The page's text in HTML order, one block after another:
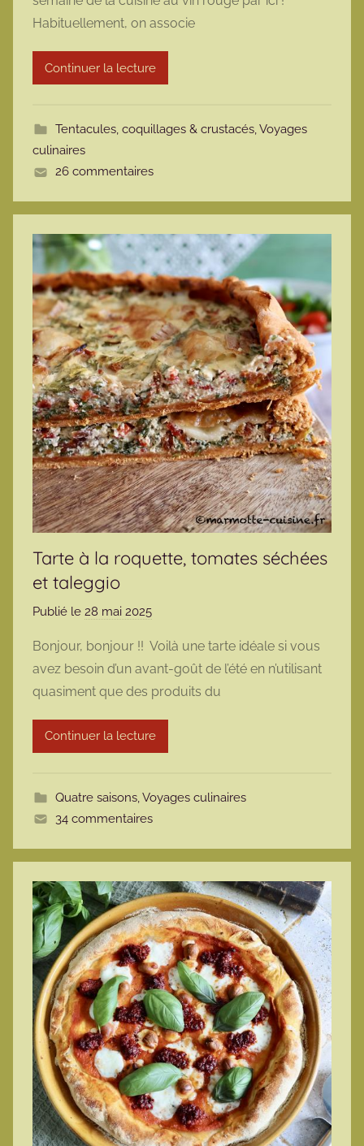
m
a
r
t
Habituellement, on associe
Continuer la lecture
Tentacules, coquillages & crustacés,Voyages
culinaires
26 commentaires
Tarte à la roquette, tomates séchées
et taleggio
Publié le 28 mai 2025
r
m
a
r
m
t
e
Bonjour, bonjour !! Voilà une tarte idéale si vous
avez besoin d’un avant-goût de l’été en n’utilisant
quasiment que des produits du
Continuer la lecture
Quatre saisons,Voyages culinaires
34 commentaires